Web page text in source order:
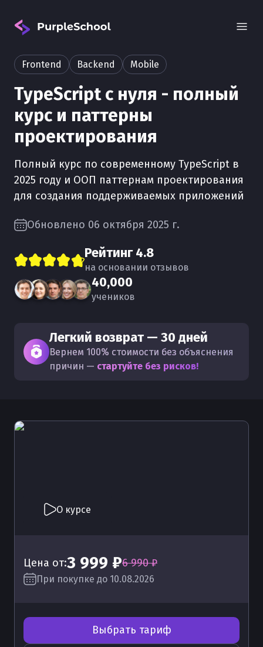
Вход
Frontend Backend Mobile
TypeScript с нуля - полный
курс и паттерны
проектирования
Полный курс по современному TypeScript в
2025 году и ООП паттернам проектирования
для создания поддерживаемых приложений
Обновлено 06 октября 2025 г.
Рейтинг4.8
на основании отзывов
40,000
учеников
Легкий возврат — 30 дней
Вернем 100% стоимости без объяснения
причин — стартуйте без рисков!
О курсе
Цена от:3 999 ₽6 990 ₽
При покупке до 10.08.2026
Выбрать тариф